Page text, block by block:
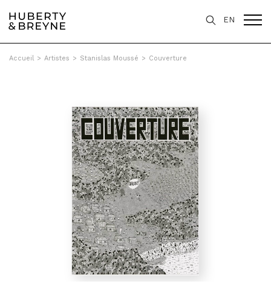
EN
Accueil > Artistes > Stanislas Moussé > Couverture